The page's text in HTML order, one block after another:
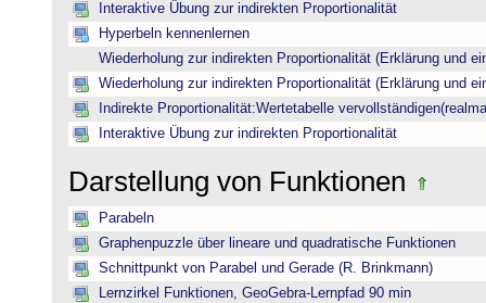
Interaktive Übung zur indirekten Proportionalität
Hyperbeln kennenlernen
Wiederholung zur indirekten Proportionalität (Erklärung und
Wiederholung zur indirekten Proportionalität (Erklärung und
Indirekte Proportionalität:Wertetabelle
Interaktive Übung zur indirekten Proportionalität
Darstellung von Funktionen
Parabeln
Graphenpuzzle über lineare und quadratische Funktionen
Schnittpunkt von Parabel und Gerade (R. Brinkmann)
Lernzirkel Funktionen, GeoGebra-Lernpfad 90 min